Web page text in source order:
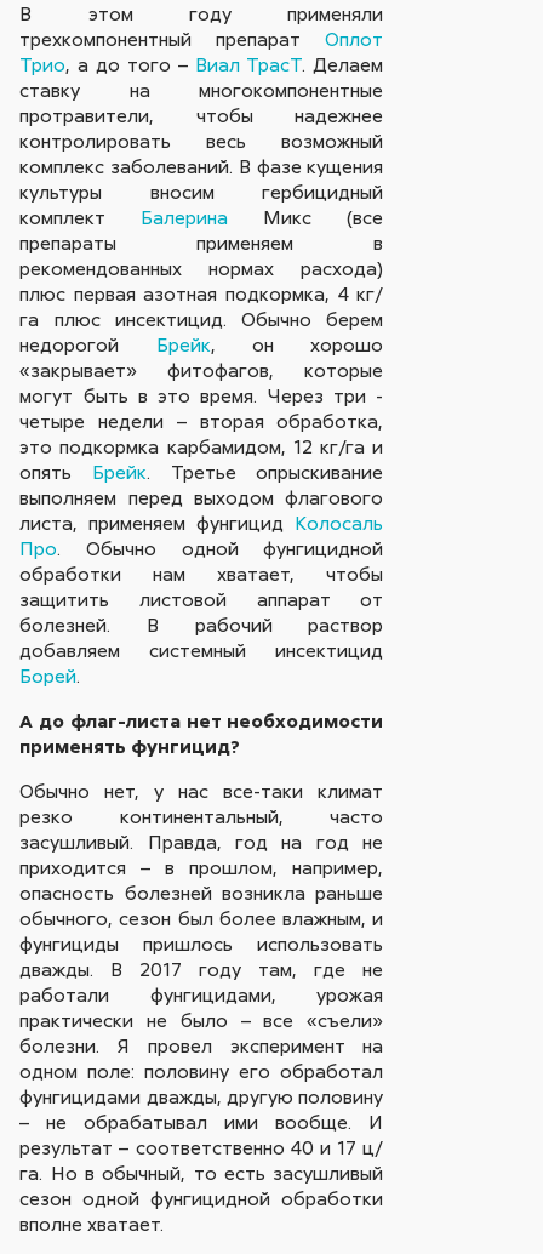
В этом году применяли
трехкомпонентный препаратОплот
Трио, а до того – Виал ТрасТ. Делаем
ставку на многокомпонентные
протравители, чтобы надежнее
контролировать весь возможный
комплекс заболеваний. В фазе кущения
культуры вносим гербицидный
комплект Балерина Микс (все
препараты применяем в
рекомендованных нормах расхода)
плюс первая азотная подкормка, 4 кг/
га плюс инсектицид. Обычно берем
недорогой Брейк, он хорошо
«закрывает» фитофагов, которые
могут быть в это время. Через три -
четыре недели – вторая обработка,
это подкормка карбамидом, 12 кг/га и
опять Брейк. Третье опрыскивание
выполняем перед выходом флагового
листа, применяем фунгицид Колосаль
Про. Обычно одной фунгицидной
обработки нам хватает, чтобы
защитить листовой аппарат от
болезней. В рабочий раствор
добавляем системный инсектицид
Борей.
А до флаг-листа нет необходимости
применять фунгицид?
Обычно нет, у нас все-таки климат
резко континентальный, часто
засушливый. Правда, год на год не
приходится – в прошлом, например,
опасность болезней возникла раньше
обычного, сезон был более влажным, и
фунгициды пришлось использовать
дважды. В 2017 году там, где не
работали фунгицидами, урожая
практически не было – все «съели»
болезни. Я провел эксперимент на
одном поле: половину его обработал
фунгицидами дважды, другую половину
– не обрабатывал ими вообще. И
результат – соответственно 40 и 17 ц/
га. Но в обычный, то есть засушливый
сезон одной фунгицидной обработки
вполне хватает.